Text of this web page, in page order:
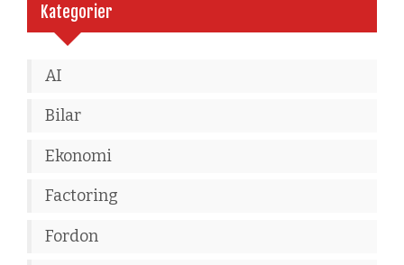
Kategorier
AI
Bilar
Ekonomi
Factoring
Fordon